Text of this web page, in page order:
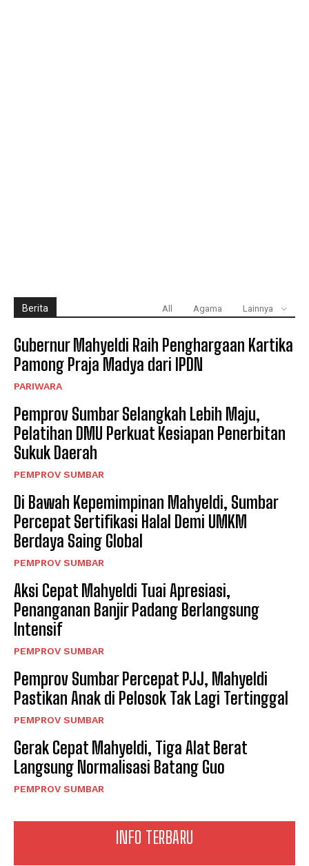
INFO TERBARU
Berita All Agama Lainnya
Gubernur Mahyeldi Raih Penghargaan Kartika
Pamong Praja Madya dari IPDN
PARIWARA
Pemprov Sumbar Selangkah Lebih Maju,
Pelatihan DMU Perkuat Kesiapan Penerbitan
Sukuk Daerah
PEMPROV SUMBAR
Di Bawah Kepemimpinan Mahyeldi, Sumbar
Percepat Sertifikasi Halal Demi UMKM
Berdaya Saing Global
PEMPROV SUMBAR
Aksi Cepat Mahyeldi Tuai Apresiasi,
Penanganan Banjir Padang Berlangsung
Intensif
PEMPROV SUMBAR
Pemprov Sumbar Percepat PJJ, Mahyeldi
Pastikan Anak di Pelosok Tak Lagi Tertinggal
PEMPROV SUMBAR
Gerak Cepat Mahyeldi, Tiga Alat Berat
Langsung Normalisasi Batang Guo
PEMPROV SUMBAR